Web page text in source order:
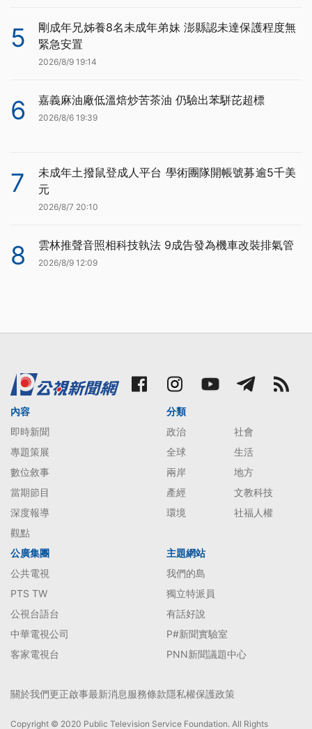
5
剛成年兄姊養8名未成年弟妹 澎縣認未達保護程度無
緊急安置
2026/8/9 19:14
6 嘉義麻油廠低溫焙炒苦茶油 仍驗出苯駢芘超標
2026/8/6 19:39
7
未成年土撥鼠登成人平台 學術團隊開帳號募逾5千美
元
2026/8/7 20:10
8 雲林推聲音照相科技執法 9成告發為機車改裝排氣管
2026/8/9 12:09
內容
即時新聞
專題策展
數位敘事
當期節目
深度報導
觀點
分類
政治
社會
全球
生活
兩岸
地方
產經
文教科技
環境
社福人權
公廣集團
公共電視
PTS TW
公視台語台
中華電視公司
客家電視台
主題網站
我們的島
獨立特派員
有話好說
P#新聞實驗室
PNN新聞議題中心
關於我們更正啟事最新消息服務條款隱私權保護政策
Copyright © 2020 Public Television Service Foundation. All Rights